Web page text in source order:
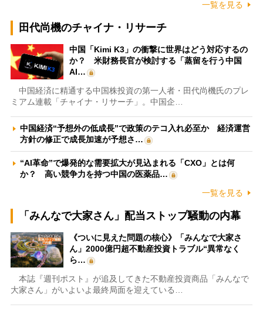
一覧を見る
田代尚機のチャイナ・リサーチ
中国「Kimi K3」の衝撃に世界はどう対応するの
か？ 米財務長官が検討する「蒸留を行う中国
AI…
中国経済に精通する中国株投資の第一人者・田代尚機氏のプレ
ミアム連載「チャイナ・リサーチ」。中国企…
中国経済“予想外の低成長”で政策のテコ入れ必至か 経済運営
方針の修正で成長加速が予想さ…
“AI革命”で爆発的な需要拡大が見込まれる「CXO」とは何
か？ 高い競争力を持つ中国の医薬品…
一覧を見る
「みんなで大家さん」配当ストップ騒動の内幕
《ついに見えた問題の核心》「みんなで大家さ
ん」2000億円超不動産投資トラブル“異常なく
ら…
本誌『週刊ポスト』が追及してきた不動産投資商品「みんなで
大家さん」がいよいよ最終局面を迎えている…